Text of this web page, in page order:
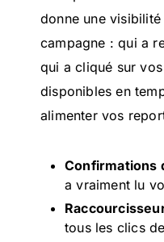
donne une
campagne : qui a
qui a cliqué sur
disponibles en
alimenter vos
Confirmations
a vraiment lu
tous les clics